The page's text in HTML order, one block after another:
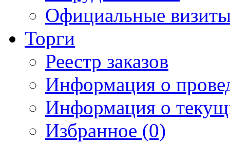
Официальные
Торги
Реестр заказов
Информация о
Информация о
Избранное (0)